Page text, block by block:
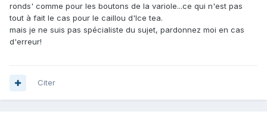
ronds' comme pour les boutons de la variole...ce qui n'est pas
tout à fait le cas pour le caillou d'Ice tea.
mais je ne suis pas spécialiste du sujet, pardonnez moi en cas
d'erreur!
Citer